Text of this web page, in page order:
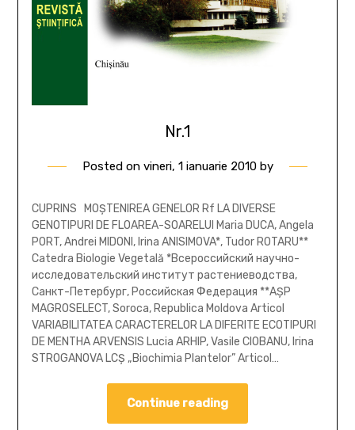
Nr.1
Posted on vineri, 1 ianuarie 2010by
CUPRINS MOŞTENIREA GENELOR Rf LA DIVERSE
GENOTIPURI DE FLOAREA-SOARELUI Maria DUCA, Angela
PORT, Andrei MIDONI, Irina ANISIMOVA*, Tudor ROTARU**
Catedra Biologie Vegetală *Всероссийский научно-
исследовательский институт растениеводства,
Санкт-Петербург, Российская Федерация **AŞP
MAGROSELECT, Soroca, Republica Moldova Articol
VARIABILITATEA CARACTERELOR LA DIFERITE ECOTIPURI
DE MENTHA ARVENSIS Lucia ARHIP, Vasile CIOBANU, Irina
STROGANOVA LCŞ „Biochimia Plantelor” Articol…
Continue reading